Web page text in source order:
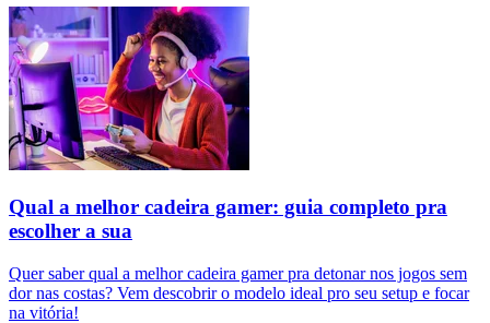
Qual a melhor cadeira gamer: guia completo pra
escolher a sua
Quer saber qual a melhor cadeira gamer pra detonar nos jogos sem
dor nas costas? Vem descobrir o modelo ideal pro seu setup e focar
na vitória!